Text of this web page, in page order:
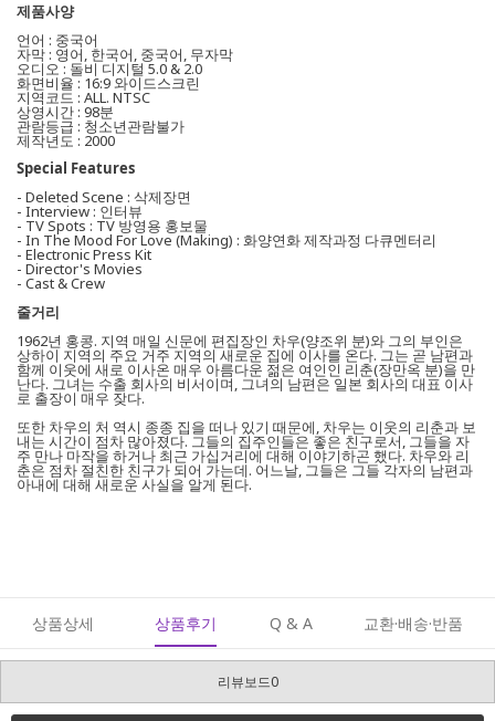
제품사양
언어 : 중국어
자막 : 영어, 한국어, 중국어, 무자막
오디오 : 돌비 디지털 5.0 & 2.0
화면비율 : 16:9 와이드스크린
지역코드 : ALL. NTSC
상영시간 : 98분
관람등급 : 청소년관람불가
제작년도 : 2000
Special Features
- Deleted Scene : 삭제장면
- Interview : 인터뷰
- TV Spots : TV 방영용 홍보물
- In The Mood For Love (Making) : 화양연화 제작과정 다큐멘터리
- Electronic Press Kit
- Director's Movies
- Cast & Crew
줄거리
1962년 홍콩. 지역 매일 신문에 편집장인 차우(양조위 분)와 그의 부인은
상하이 지역의 주요 거주 지역의 새로운 집에 이사를 온다. 그는 곧 남편과
함께 이웃에 새로 이사온 매우 아름다운 젊은 여인인 리춘(장만옥 분)을 만
난다. 그녀는 수출 회사의 비서이며, 그녀의 남편은 일본 회사의 대표 이사
로 출장이 매우 잦다.
또한 차우의 처 역시 종종 집을 떠나 있기 때문에, 차우는 이웃의 리춘과 보
내는 시간이 점차 많아졌다. 그들의 집주인들은 좋은 친구로서, 그들을 자
주 만나 마작을 하거나 최근 가십거리에 대해 이야기하곤 했다. 차우와 리
춘은 점차 절친한 친구가 되어 가는데. 어느날, 그들은 그들 각자의 남편과
아내에 대해 새로운 사실을 알게 된다.
상품상세 상품후기 Q & A 교환·배송·반품
리뷰보드0